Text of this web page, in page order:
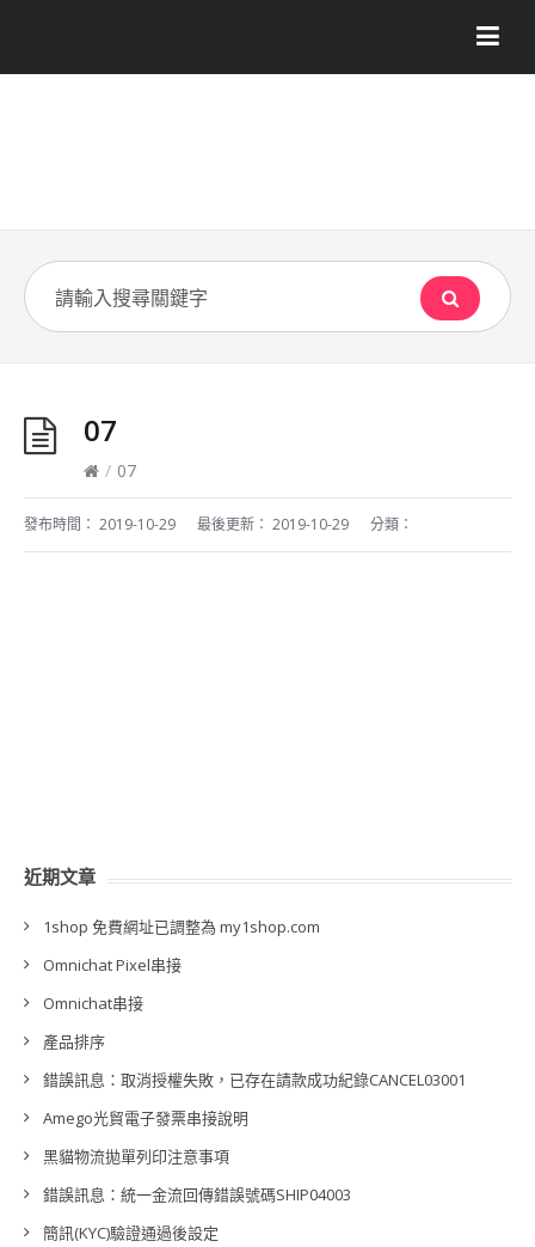
07
/ 07
發布時間： 2019-10-29 最後更新： 2019-10-29 分類：
近期文章
1shop 免費網址已調整為 my1shop.com
Omnichat Pixel串接
Omnichat串接
產品排序
錯誤訊息：取消授權失敗，已存在請款成功紀錄CANCEL03001
Amego光貿電子發票串接說明
黑貓物流拋單列印注意事項
錯誤訊息：統一金流回傳錯誤號碼SHIP04003
簡訊(KYC)驗證通過後設定